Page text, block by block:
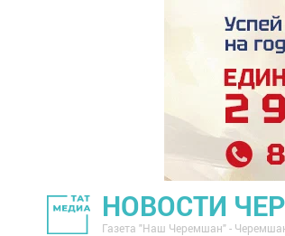
НОВОСТИ
Газета "Наш Черемшан" -